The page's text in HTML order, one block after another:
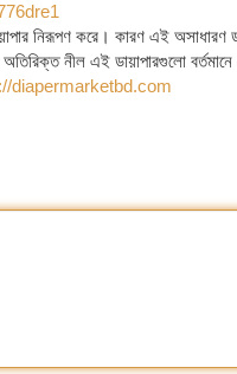
নিরূপণ করে। কারণ এই অসাধারণ
নীল এই ডায়াপারগুলো বর্তমানে
diapermarketbd.com